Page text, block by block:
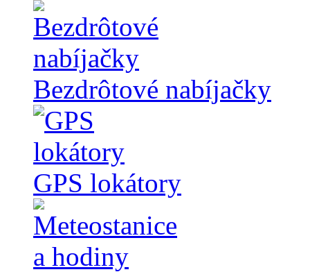
Bezdrôtové nabíjačky
GPS lokátory